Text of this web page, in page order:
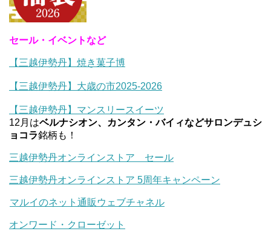
セール・イベントなど
【三越伊勢丹】焼き菓子博
【三越伊勢丹】大歳の市2025-2026
【三越伊勢丹】マンスリースイーツ
12月はベルナシオン、カンタン・バイィなどサロンデュシ
ョコラ銘柄も！
三越伊勢丹オンラインストア セール
三越伊勢丹オンラインストア 5周年キャンペーン
マルイのネット通販ウェブチャネル
オンワード・クローゼット